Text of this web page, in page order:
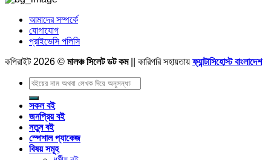
আমাদের সম্পর্কে
যোগাযোগ
প্রাইভেসি পলিসি
কপিরাইট 2026 © মালঞ্চ সিলেট ডট কম|| কারিগরি সহায়তায়ফ্যান্টাসিহোস্ট বাংলাদেশ
Search
for:
সকল বই
জনপ্রিয় বই
নতুন বই
স্পেশাল প্যাকেজ
বিষয় সমূহ